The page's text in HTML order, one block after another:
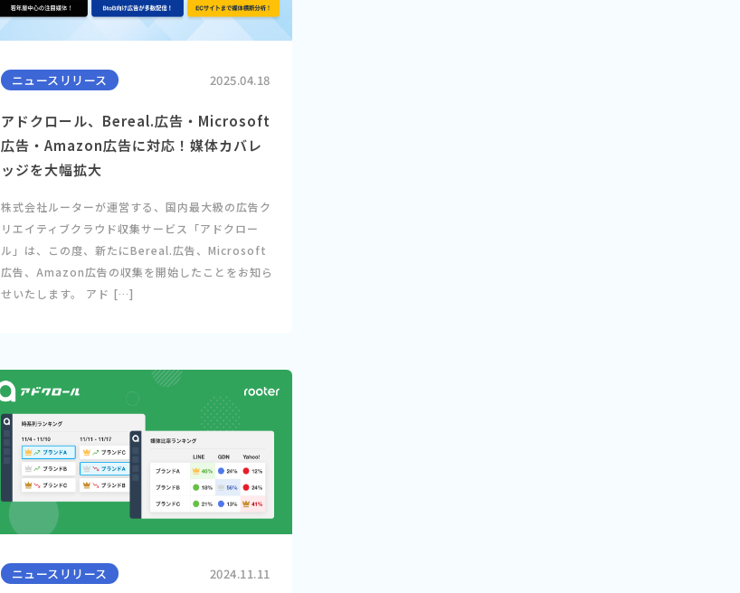
ニュースリリース 2025.04.18
アドクロール、Bereal.広告・Microsoft
広告・Amazon広告に対応！媒体カバレ
ッジを大幅拡大
株式会社ルーターが運営する、国内最大級の広告ク
リエイティブクラウド収集サービス「アドクロー
ル」は、この度、新たにBereal.広告、Microsoft
広告、Amazon広告の収集を開始したことをお知ら
せいたします。 アド […]
ニュースリリース 2024.11.11